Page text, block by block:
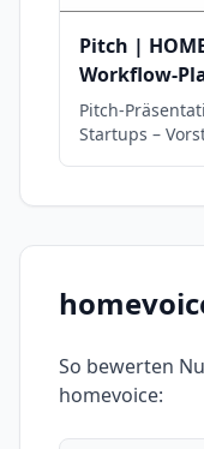
Pitch |
Workflow-
Wesentliche!
Pitch-
Startups –
So bewerten
homevoice: